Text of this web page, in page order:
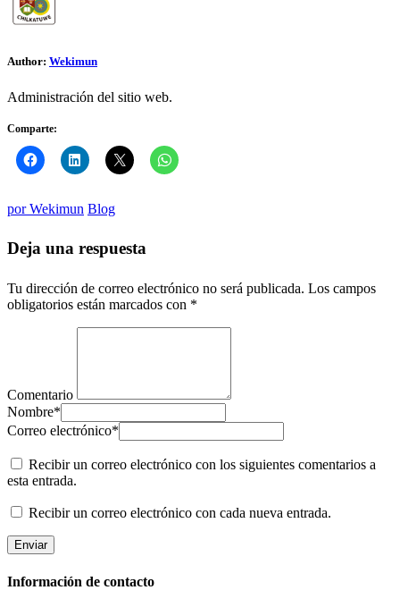
Author: Wekimun
Administración del sitio web.
Comparte:
porWekimun Blog
Deja una respuesta
Tu dirección de correo electrónico no será publicada. Los campos
obligatorios están marcados con *
Comentario
Nombre*
Correo electrónico*
Recibir un correo electrónico con los siguientes comentarios a
esta entrada.
Recibir un correo electrónico con cada nueva entrada.
Información de contacto